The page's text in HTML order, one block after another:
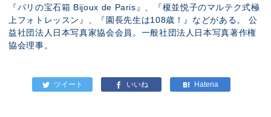
『パリの宝石箱 Bijoux de Paris』、『榎並悦子のマルテク式極
上フォトレッスン』、『園長先生は108歳！』などがある。 公
益社団法人日本写真家協会会員。一般社団法人日本写真著作権
協会理事。